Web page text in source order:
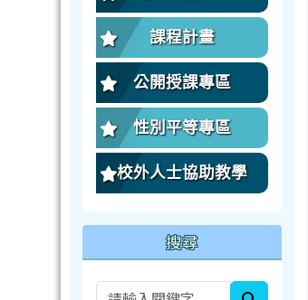
課程計畫
公開授課專區
性別平等專區
校外人士協助教學
搜尋